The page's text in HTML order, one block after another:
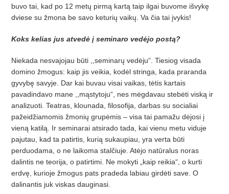
buvo tai, kad po 12 metų pirmą kartą taip ilgai buvome išvykę
dviese su žmona be savo keturių vaikų. Va čia tai įvykis!
Koks kelias jus atvedė į seminaro vedėjo postą?
Niekada nesvajojau būti ,,seminarų vedėju“. Tiesiog visada
domino žmogus: kaip jis veikia, kodėl stringa, kada praranda
gyvybę savyje. Dar kai buvau visai vaikas, tėtis kartais
pavadindavo mane ,,mąstytoju“, nes mėgdavau stebėti viską ir
analizuoti. Teatras, klounada, filosofija, darbas su socialiai
pažeidžiamomis žmonių grupėmis – visa tai pamažu dėjosi į
vieną katilą. Ir seminarai atsirado tada, kai vienu metu viduje
pajutau, kad ta patirtis, kurią sukaupiau, yra verta būti
perduodama, o ne laikoma stalčiuje. Atėjo natūralus noras
dalintis ne teorija, o patirtimi. Ne mokyti „kaip reikia“, o kurti
erdvę, kurioje žmogus pats pradeda labiau girdėti save. O
dalinantis juk viskas dauginasi.